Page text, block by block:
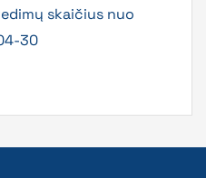
skaičius nuo
30